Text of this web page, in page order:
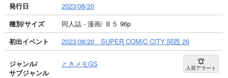
発行日
2023/08/20
種別/サイズ
同人誌 - 漫画/ Ｂ５ 96p
初出イベント
2023/08/20 SUPER COMIC CITY 関西 29
ジャンル/
サブジャンル
ときメモGS 入荷アラート